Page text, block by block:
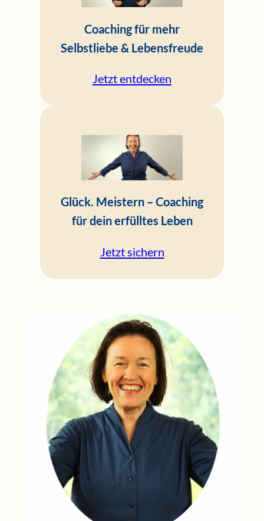
Coaching für mehr
Selbstliebe & Lebensfreude
Jetzt entdecken
Glück. Meistern – Coaching
für dein erfülltes Leben
Jetzt sichern